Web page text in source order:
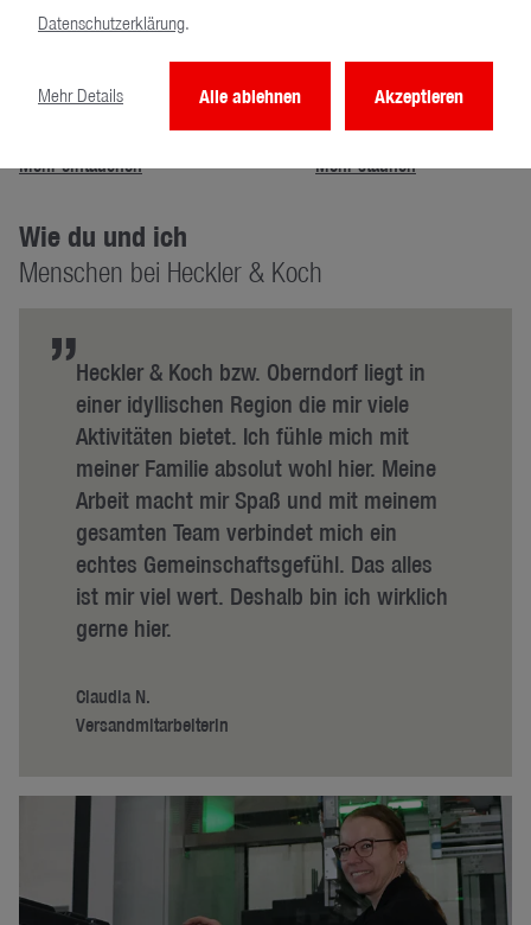
Europapark
Mehr eintauchen
Staunen
Mehr staunen
Wie du und ich
Menschen bei Heckler & Koch
”Heckler & Koch bzw. Oberndorf liegt in
einer idyllischen Region die mir viele
Aktivitäten bietet. Ich fühle mich mit
meiner Familie absolut wohl hier. Meine
Arbeit macht mir Spaß und mit meinem
gesamten Team verbindet mich ein
echtes Gemeinschaftsgefühl. Das alles
ist mir viel wert. Deshalb bin ich wirklich
gerne hier.
Claudia N.
Versandmitarbeiterin
Datenschutzerklärung.
Mehr Details Alle ablehnen Akzeptieren